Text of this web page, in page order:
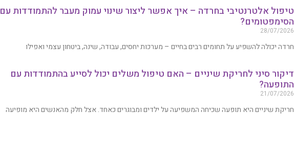
טיפול אלטרנטיבי בחרדה – איך אפשר ליצור שינוי עמוק מעבר להתמודדות עם
הסימפטומים?
28/07/2026
חרדה יכולה להשפיע על תחומים רבים בחיים – מערכות יחסים, עבודה, שינה, ביטחון עצמי ואפילו
דיקור סיני לחריקת שיניים – האם טיפול משלים יכול לסייע בהתמודדות עם
התופעה?
21/07/2026
חריקת שיניים היא תופעה שכיחה המשפיעה על ילדים ומבוגרים כאחד. אצל חלק מהאנשים היא מופיעה